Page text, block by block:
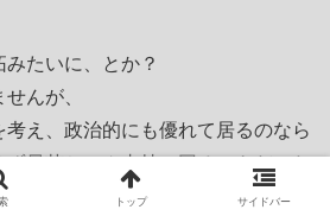
たいに、とか？
んが、
考え、政治的にも優れて居るのなら
早苗ちゃん支持に回るべきだった
トップ サイドバー